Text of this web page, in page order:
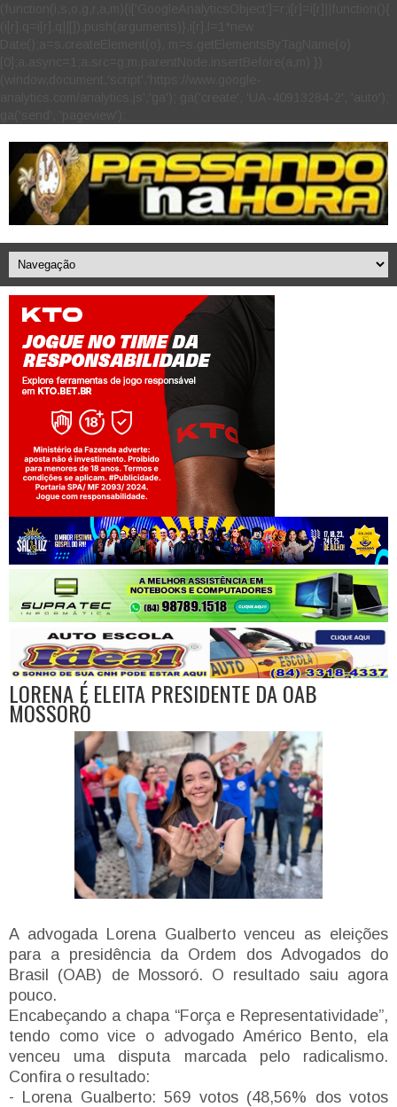
Jogue com responsabilidade. 18+
LORENA É ELEITA PRESIDENTE DA OAB
MOSSORÓ
A advogada Lorena Gualberto venceu as eleições
para a presidência da Ordem dos Advogados do
Brasil (OAB) de Mossoró. O resultado saiu agora
pouco.
Encabeçando a chapa “Força e Representatividade”,
tendo como vice o advogado Américo Bento, ela
venceu uma disputa marcada pelo radicalismo.
Confira o resultado:
- Lorena Gualberto: 569 votos (48,56% dos votos